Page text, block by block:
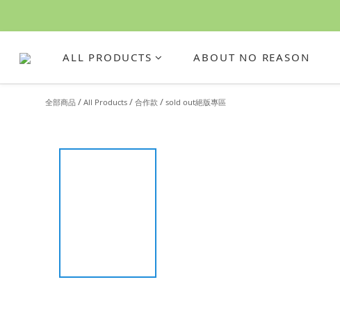
ALL PRODUCTS ABOUT NO REASON
全部商品 / All Products / 合作款 / sold out絕版專區